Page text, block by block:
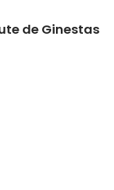
de Ginestas